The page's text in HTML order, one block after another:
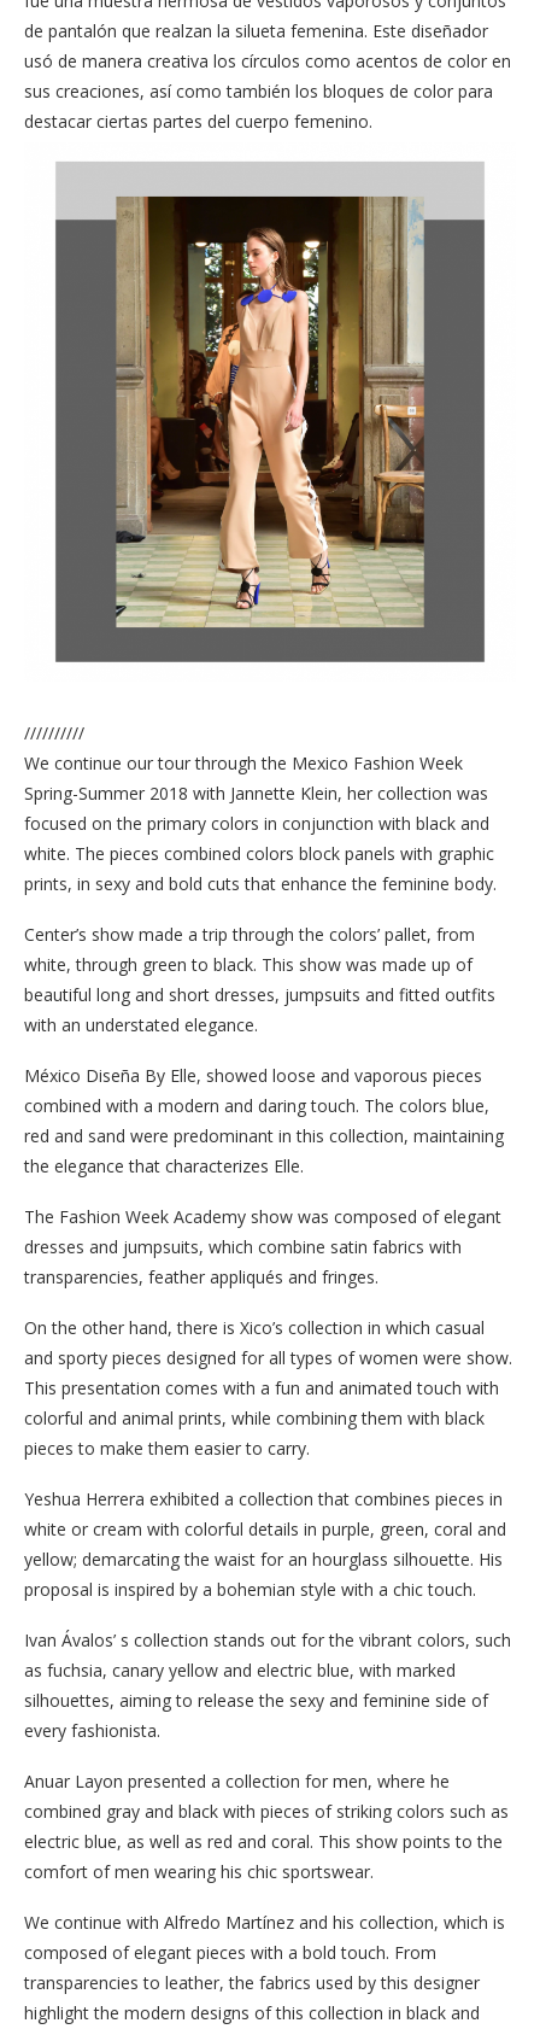
de pantalón que realzan la silueta femenina. Este diseñador
usó de manera creativa los círculos como acentos de color en
sus creaciones, así como también los bloques de color para
destacar ciertas partes del cuerpo femenino.
//////////
We continue our tour through the Mexico Fashion Week
Spring-Summer 2018 with Jannette Klein, her collection was
focused on the primary colors in conjunction with black and
white. The pieces combined colors block panels with graphic
prints, in sexy and bold cuts that enhance the feminine body.
Center’s show made a trip through the colors’ pallet, from
white, through green to black. This show was made up of
beautiful long and short dresses, jumpsuits and fitted outfits
with an understated elegance.
México Diseña By Elle, showed loose and vaporous pieces
combined with a modern and daring touch. The colors blue,
red and sand were predominant in this collection, maintaining
the elegance that characterizes Elle.
The Fashion Week Academy show was composed of elegant
dresses and jumpsuits, which combine satin fabrics with
transparencies, feather appliqués and fringes.
On the other hand, there is Xico’s collection in which casual
and sporty pieces designed for all types of women were show.
This presentation comes with a fun and animated touch with
colorful and animal prints, while combining them with black
pieces to make them easier to carry.
Yeshua Herrera exhibited a collection that combines pieces in
white or cream with colorful details in purple, green, coral and
yellow; demarcating the waist for an hourglass silhouette. His
proposal is inspired by a bohemian style with a chic touch.
Ivan Ávalos’ s collection stands out for the vibrant colors, such
as fuchsia, canary yellow and electric blue, with marked
silhouettes, aiming to release the sexy and feminine side of
every fashionista.
Anuar Layon presented a collection for men, where he
combined gray and black with pieces of striking colors such as
electric blue, as well as red and coral. This show points to the
comfort of men wearing his chic sportswear.
We continue with Alfredo Martínez and his collection, which is
composed of elegant pieces with a bold touch. From
transparencies to leather, the fabrics used by this designer
highlight the modern designs of this collection in black and